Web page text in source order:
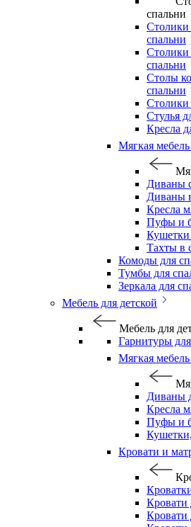
спальни
Столики
спальни
Столики
спальни
Столы
спальни
Столики
Стулья
Кресла
Мягкая
Диваны
Диваны
Кресла
Пуфы и
Тахты в
Комоды для
Тумбы для
Зеркала для
Мебель для детской
Мебель для
Гарнитуры
Мягкая мебель
Диваны
Кресла
Пуфы и
Кровати и
Кровати
Кровати